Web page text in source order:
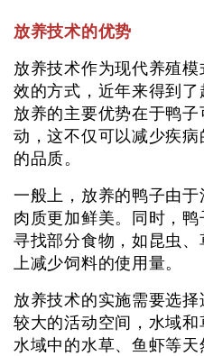
放养技术的优势
放养技术作为现代养殖
效的方式，近年来得到了
放养的主要优势在于鸭
动，这不仅可以减少疾
的品质。
一般上，放养的鸭子由于
肉质更加鲜美。同时，
寻找部分食物，如昆虫
上减少饲料的使用量。
放养技术的实施需要选
较大的活动空间，水域和
水域中的水草、鱼虾等